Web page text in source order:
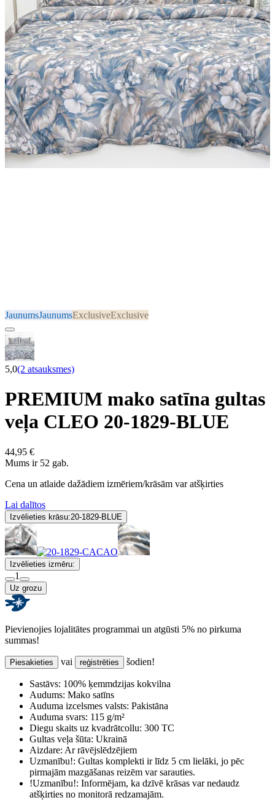
JaunumsJaunumsExclusiveExclusive
5,0(2 atsauksmes)
PREMIUM mako satīna gultas
veļa CLEO 20-1829-BLUE
44,95 €
Mums ir 52 gab.
Cena un atlaide dažādiem izmēriem/krāsām var atšķirties
Lai dalītos
Izvēlieties krāsu:20-1829-BLUE
Izvēlieties izmēru:
1
Uz grozu
Pievienojies lojalitātes programmai un atgūsti 5% no pirkuma
summas!
Piesakieties vai reģistrēties šodien!
Sastāvs: 100% ķemmdzijas kokvilna
Audums: Mako satīns
Auduma izcelsmes valsts: Pakistāna
Auduma svars: 115 g/m²
Diegu skaits uz kvadrātcollu: 300 TC
Gultas veļa šūta: Ukrainā
Aizdare: Ar rāvējslēdzējiem
Uzmanību!: Gultas komplekti ir līdz 5 cm lielāki, jo pēc
pirmajām mazgāšanas reizēm var sarauties.
!Uzmanību!: Informējam, ka dzīvē krāsas var nedaudz
atšķirties no monitorā redzamajām.